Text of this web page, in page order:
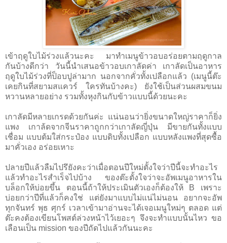
เข้าฤดูใบไม้ร่วงแล้วนะคะ มาทำเมนูข้าวอบอร่อยตามฤดูกาล
กันบ้างดีกว่า วันนี้นำเสนอข้าวอบเกาลัดค่า เกาลัดเป็นอาหาร
ฤดูใบไม้ร่วงที่ป็อบปูล่ามาก นอกจากคั่วทั้งเปลือกแล้ว (เมนูนี้ต๊ะ
เคยกินที่สยามสแควร์ ใครทันบ้างคะ) ยังใช้เป็นส่วนผสมขนม
หวานหลายอย่าง รวมทั้งหุงกินกับข้าวแบบนี้ด้วยนะคะ
เกาลัดมีหลายเกรดด้วยกันค่ะ แน่นอนว่ายิ่งขนาดใหญ่ราคาก็ยิ่ง
แพง เกาล้ดจากจีนราคาถูกกว่าเกาลัดญี่ปุ่น มีขายกันทั้งแบบ
เชื่อม แบบต้มใส่กระป๋อง แบบดิบทั้งเปลือก แบบหลังแพงที่สุดซื้อ
มาคั่วเอง อร่อยเหาะ
ปลายปีแล้วลืมไปรึยังคะว่าเมื่อตอนปีใหม่ตั้งใจว่าปีนี้จะทำอะไร
แล้วทำอะไรสำเร็จไปบ้าง ของต๊ะตั้งใจว่าจะอัพเมนูอาหารใน
บล็อกให้บ่อยขึ้น ตอนนี้ถ้าให้ประเมินตัวเองก็ต้องให้ B เพราะ
บ่อยกว่าปีที่แล้วก็คงใช่ แต่ยังมาแบบไม่แน่ไม่นอน อยากจะอัพ
ทุกจันทร์ พุธ ศุกร์ เวลาเข้ามาอ่านจะได้เจอเมนูใหม่ๆ ตลอด แต่
ต๊ะคงต้องเขียนโพสต์ล่วงหน้าไว้เยอะๆ จึงจะทำแบบนั้นไหว ขอ
เลือนเป็น mission ของปีถัดไปแล้วกันนะคะ